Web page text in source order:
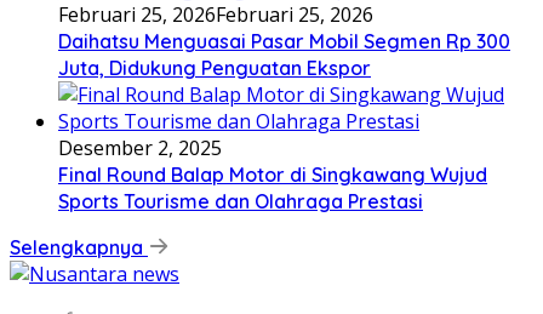
Februari 25, 2026Februari 25, 2026
Daihatsu Menguasai Pasar Mobil Segmen Rp 300
Juta, Didukung Penguatan Ekspor
Desember 2, 2025
Final Round Balap Motor di Singkawang Wujud
Sports Tourisme dan Olahraga Prestasi
Selengkapnya